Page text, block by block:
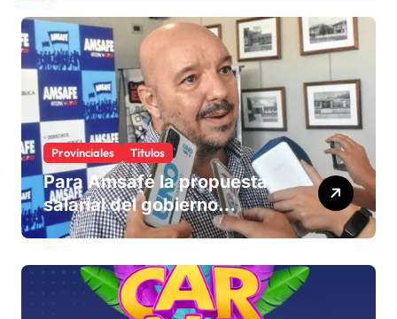
Provinciales Titulos
Para Amsafé la propuesta
salarial del gobierno
«queda corta» y el viernes
rechaza